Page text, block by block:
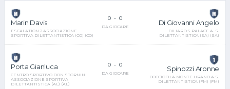
Marin Davis
ESCALATION 2 ASSOCIAZIONE
SPORTIVA DILETTANTISTICA (CO) (CO)
0 - 0
DA GIOCARE
Di Giovanni Angelo
BILIARD'S PALACE A. S.
DILETTANTISTICA (SA) (SA)
Porta Gianluca
CENTRO SPORTIVO DON STORNINI
ASSOCIAZIONE SPORTIVA
DILETTANTISTICA (AL) (AL)
0 - 0
DA GIOCARE
Spinozzi Aronne
BOCCIOFILA MONTE URANO A.S.
DILETTANTISTICA (FM) (FM)